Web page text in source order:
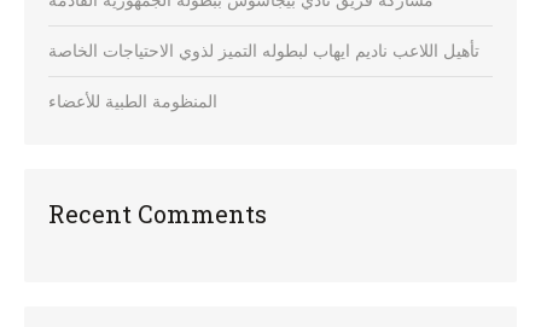
تأهيل اللاعب ناديم ايهاب لبطوله التميز لذوي الاحتياجات الخاصة
المنظومة الطبية للأعضاء
Recent Comments